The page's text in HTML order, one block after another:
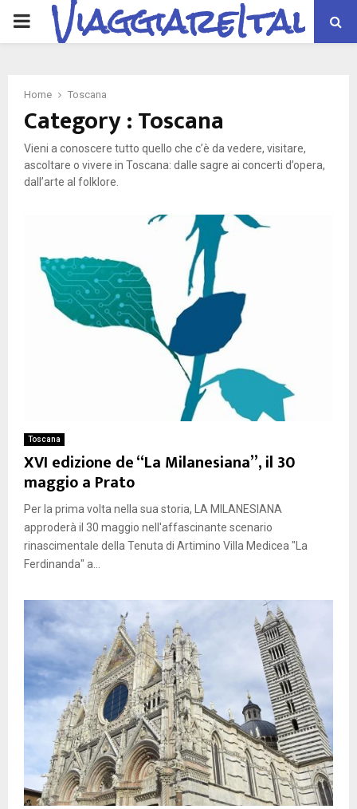
PRIMARYViaggiareItalia
Home Toscana
Category : Toscana
Vieni a conoscere tutto quello che c’è da vedere, visitare,
ascoltare o vivere in Toscana: dalle sagre ai concerti d’opera,
dall’arte al folklore.
Toscana
XVI edizione de “La Milanesiana”, il 30
maggio a Prato
Per la prima volta nella sua storia, LA MILANESIANA
approderà il 30 maggio nell'affascinante scenario
rinascimentale della Tenuta di Artimino Villa Medicea "La
Ferdinanda" a...